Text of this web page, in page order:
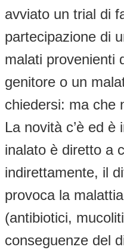
avviato un trial di
partecipazione di
malati provenienti
genitore o un
chiedersi: ma che
La novità c’è ed
inalato è diretto a
indirettamente, il
provoca la
(antibiotici,
conseguenze del